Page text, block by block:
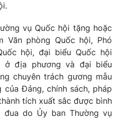
hình Việt Nam
báo điện tử số 483/GP-BTTTT
Mỹ Hạnh, Phạm Quốc Thắng,
vụ Quốc hội tặng hoặc
Văn phòng Quốc hội, Phó
hội, đại biểu Quốc hội
ở địa phương và đại biểu
chuyên trách gương mẫu
Đảng, chính sách, pháp
tích xuất sắc được bình
do Ủy ban Thường vụ